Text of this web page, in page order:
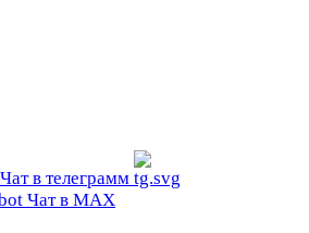
Чат в телеграмм
Чат в МАХ